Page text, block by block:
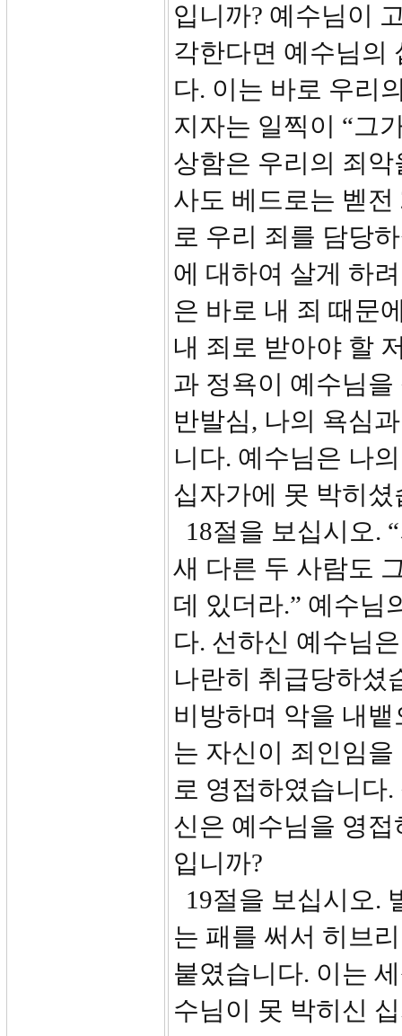
입니까? 예수님이
각한다면 예수님의
다. 이는 바로 우리
지자는 일찍이 “그
상함은 우리의 죄
사도 베드로는 벧
로 우리 죄를 담당
에 대하여 살게 하
은 바로 내 죄 때문
내 죄로 받아야 할
과 정욕이 예수님
반발심, 나의 욕심
니다. 예수님은 나
십자가에 못 박히셨
18절을 보십시오.
새 다른 두 사람도
데 있더라.” 예수님
다. 선하신 예수님
나란히 취급당하셨
비방하며 악을 내
는 자신이 죄인임
로 영접하였습니다
신은 예수님을 영
입니까?
19절을 보십시오.
는 패를 써서 히브
붙였습니다. 이는
수님이 못 박히신